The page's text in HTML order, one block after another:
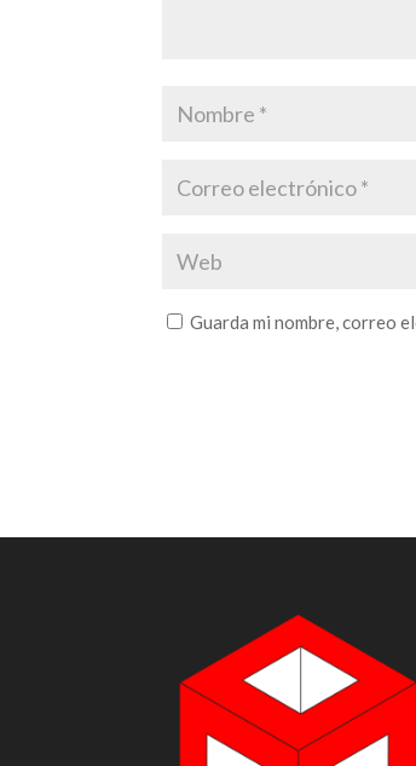
Guarda mi nombre, correo